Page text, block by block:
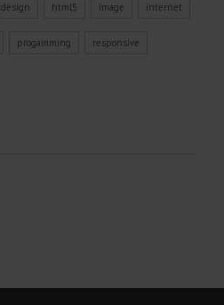
design html5 image internet
progamming responsive